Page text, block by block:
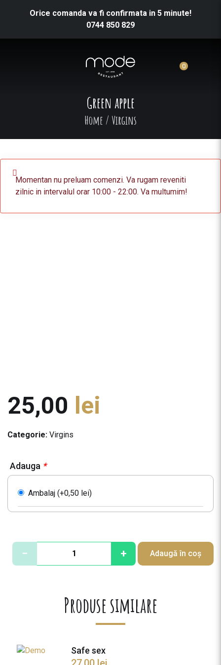
Orice comanda va fi confirmata in 5 minute!
0744 850 829
0
Green apple
Home / Virgins
Momentan nu preluam comenzi. Va rugam reveniti
zilnic in intervalul orar 10:00 - 22:00. Va multumim!
25,00 lei
Categorie: Virgins
Adauga *
Ambalaj (+0,50 lei)
C
− + Adaugă în coș
Produse similare
Safe sex